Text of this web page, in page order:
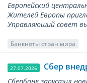
Европейский
Жителей Европы
Управляющий совет
Банкноты стран мира
27.07.2026 Сбер